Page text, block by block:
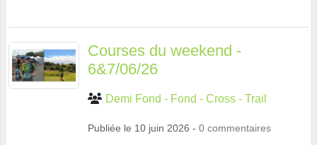
Courses du weekend -
6&7/06/26
Demi Fond - Fond - Cross - Trail
Publiée le 10 juin 2026 - 0 commentaires